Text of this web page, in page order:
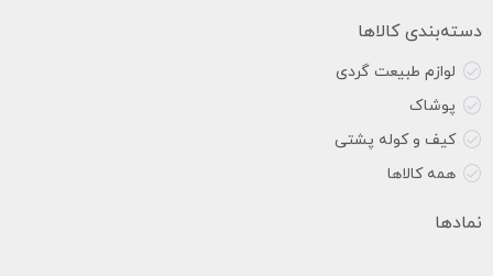
دسته‌بندی کالاها
لوازم طبیعت گردی
پوشاک
کیف و کوله پشتی
همه کالاها
نمادها